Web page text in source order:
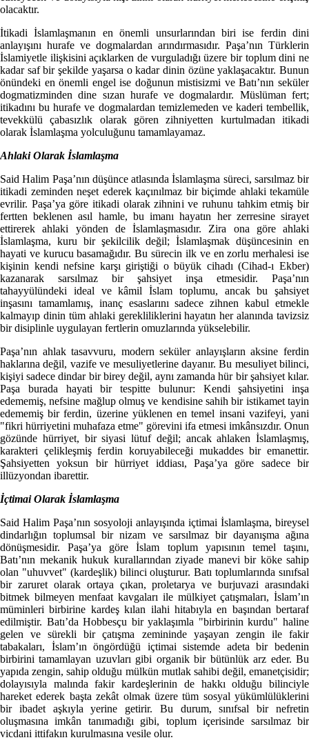
olacaktır.
İtikadi İslamlaşmanın en önemli unsurlarından biri ise ferdin dini
anlayışını hurafe ve dogmalardan arındırmasıdır. Paşa’nın Türklerin
İslamiyetle ilişkisini açıklarken de vurguladığı üzere bir toplum dini ne
kadar saf bir şekilde yaşarsa o kadar dinin özüne yaklaşacaktır. Bunun
önündeki en önemli engel ise doğunun mistisizmi ve Batı’nın seküler
dogmatizminden dine sızan hurafe ve dogmalardır. Müslüman fert;
itikadını bu hurafe ve dogmalardan temizlemeden ve kaderi tembellik,
tevekkülü çabasızlık olarak gören zihniyetten kurtulmadan itikadi
olarak İslamlaşma yolculuğunu tamamlayamaz.
Ahlaki Olarak İslamlaşma
Said Halim Paşa’nın düşünce atlasında İslamlaşma süreci, sarsılmaz bir
itikadi zeminden neşet ederek kaçınılmaz bir biçimde ahlaki tekamüle
evrilir. Paşa’ya göre itikadi olarak zihnini ve ruhunu tahkim etmiş bir
fertten beklenen asıl hamle, bu imanı hayatın her zerresine sirayet
ettirerek ahlaki yönden de İslamlaşmasıdır. Zira ona göre ahlaki
İslamlaşma, kuru bir şekilcilik değil; İslamlaşmak düşüncesinin en
hayati ve kurucu basamağıdır. Bu sürecin ilk ve en zorlu merhalesi ise
kişinin kendi nefsine karşı giriştiği o büyük cihadı (Cihad-ı Ekber)
kazanarak sarsılmaz bir şahsiyet inşa etmesidir. Paşa’nın
tahayyülündeki ideal ve kâmil İslam toplumu, ancak bu şahsiyet
inşasını tamamlamış, inanç esaslarını sadece zihnen kabul etmekle
kalmayıp dinin tüm ahlaki gerekliliklerini hayatın her alanında tavizsiz
bir disiplinle uygulayan fertlerin omuzlarında yükselebilir.
Paşa’nın ahlak tasavvuru, modern seküler anlayışların aksine ferdin
haklarına değil, vazife ve mesuliyetlerine dayanır. Bu mesuliyet bilinci,
kişiyi sadece dindar bir birey değil, aynı zamanda hür bir şahsiyet kılar.
Paşa burada hayati bir tespitte bulunur: Kendi şahsiyetini inşa
edememiş, nefsine mağlup olmuş ve kendisine sahih bir istikamet tayin
edememiş bir ferdin, üzerine yüklenen en temel insani vazifeyi, yani
"fikri hürriyetini muhafaza etme" görevini ifa etmesi imkânsızdır. Onun
gözünde hürriyet, bir siyasi lütuf değil; ancak ahlaken İslamlaşmış,
karakteri çelikleşmiş ferdin koruyabileceği mukaddes bir emanettir.
Şahsiyetten yoksun bir hürriyet iddiası, Paşa’ya göre sadece bir
illüzyondan ibarettir.
İçtimai Olarak İslamlaşma
Said Halim Paşa’nın sosyoloji anlayışında içtimai İslamlaşma, bireysel
dindarlığın toplumsal bir nizam ve sarsılmaz bir dayanışma ağına
dönüşmesidir. Paşa’ya göre İslam toplum yapısının temel taşını,
Batı’nın mekanik hukuk kurallarından ziyade manevi bir köke sahip
olan "uhuvvet" (kardeşlik) bilinci oluşturur. Batı toplumlarında sınıfsal
bir zaruret olarak ortaya çıkan, proletarya ve burjuvazi arasındaki
bitmek bilmeyen menfaat kavgaları ile mülkiyet çatışmaları, İslam’ın
müminleri birbirine kardeş kılan ilahi hitabıyla en başından bertaraf
edilmiştir. Batı’da Hobbesçu bir yaklaşımla "birbirinin kurdu" haline
gelen ve sürekli bir çatışma zemininde yaşayan zengin ile fakir
tabakaları, İslam’ın öngördüğü içtimai sistemde adeta bir bedenin
birbirini tamamlayan uzuvları gibi organik bir bütünlük arz eder. Bu
yapıda zengin, sahip olduğu mülkün mutlak sahibi değil, emanetçisidir;
dolayısıyla malında fakir kardeşlerinin de hakkı olduğu bilinciyle
hareket ederek başta zekât olmak üzere tüm sosyal yükümlülüklerini
bir ibadet aşkıyla yerine getirir. Bu durum, sınıfsal bir nefretin
oluşmasına imkân tanımadığı gibi, toplum içerisinde sarsılmaz bir
vicdani ittifakın kurulmasına vesile olur.